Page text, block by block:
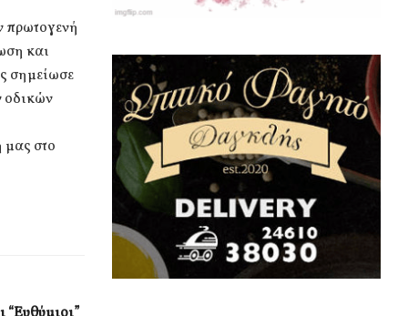
πρωτογενή
και
σημείωσε
οδικών
μας στο